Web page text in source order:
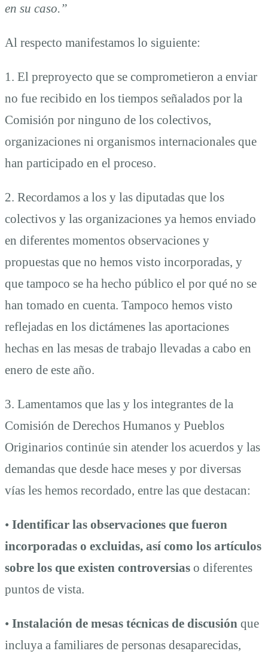
en su caso.”
Al respecto manifestamos lo siguiente:
1. El preproyecto que se comprometieron a enviar
no fue recibido en los tiempos señalados por la
Comisión por ninguno de los colectivos,
organizaciones ni organismos internacionales que
han participado en el proceso.
2. Recordamos a los y las diputadas que los
colectivos y las organizaciones ya hemos enviado
en diferentes momentos observaciones y
propuestas que no hemos visto incorporadas, y
que tampoco se ha hecho público el por qué no se
han tomado en cuenta. Tampoco hemos visto
reflejadas en los dictámenes las aportaciones
hechas en las mesas de trabajo llevadas a cabo en
enero de este año.
3. Lamentamos que las y los integrantes de la
Comisión de Derechos Humanos y Pueblos
Originarios continúe sin atender los acuerdos y las
demandas que desde hace meses y por diversas
vías les hemos recordado, entre las que destacan:
• Identificar las observaciones que fueron
incorporadas o excluidas, así como los artículos
sobre los que existen controversias o diferentes
puntos de vista.
• Instalación de mesas técnicas de discusión que
incluya a familiares de personas desaparecidas,